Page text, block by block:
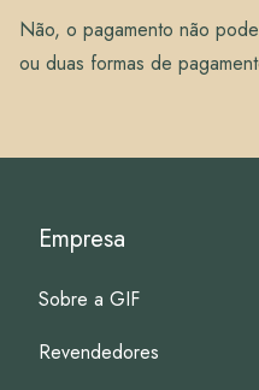
Não, o pagamento não
ou duas formas de
Empresa
Sobre a GIF
Revendedores